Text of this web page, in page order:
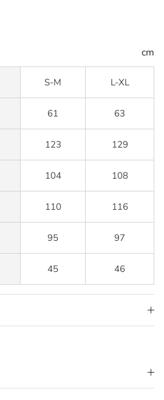
cm
S-M L-XL
61 63
123 129
104 108
110 116
95 97
45 46